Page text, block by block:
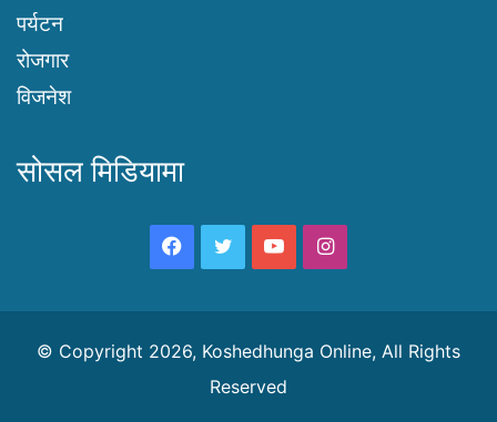
पर्यटन
रोजगार
विजनेश
सोसल मिडियामा
Facebook
TwitterYouTubeInstagram
© Copyright 2026, Koshedhunga Online, All Rights
Reserved